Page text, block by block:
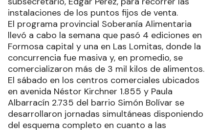
instalaciones de los puntos fijos de venta.
El programa provincial Soberanía Alimentaria
llevó a cabo la semana que pasó 4 ediciones en
Formosa capital y una en Las Lomitas, donde la
concurrencia fue masiva y, en promedio, se
comercializaron más de 3 mil kilos de alimentos.
El sábado en los centros comerciales ubicados
en avenida Néstor Kirchner 1.855 y Paula
Albarracín 2.735 del barrio Simón Bolívar se
desarrollaron jornadas simultáneas disponiendo
del esquema completo en cuanto a las